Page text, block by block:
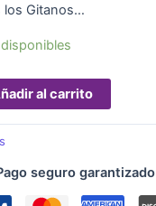
los Gitanos…
al carrito
seguro garantizado